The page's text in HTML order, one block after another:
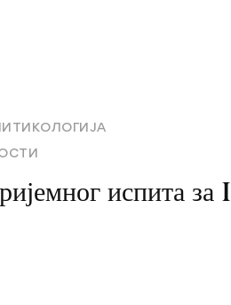
испита за I